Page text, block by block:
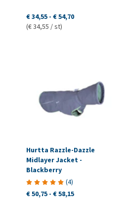
€ 34,55 - € 54,70
(€ 34,55 / st)
Hurtta Razzle-Dazzle
Midlayer Jacket -
Blackberry
(4)
€ 50,75 - € 58,15